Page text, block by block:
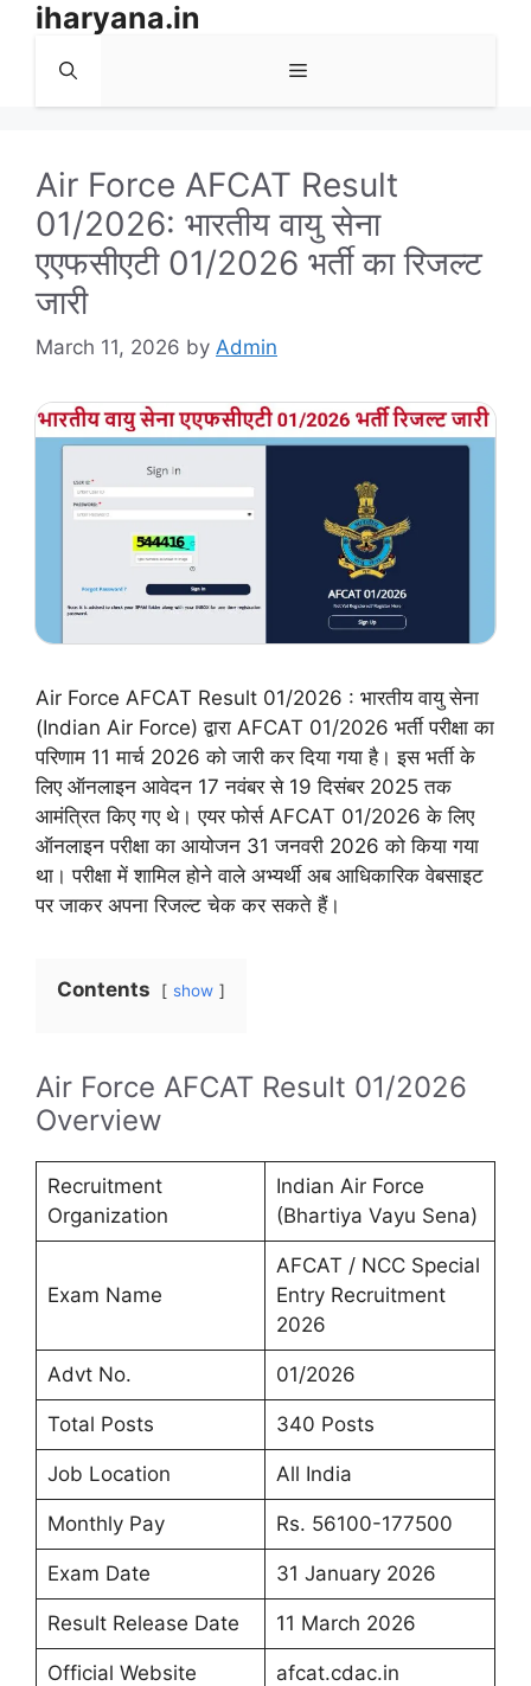
Skip
content
iharyana.in
Menu
Air Force AFCAT Result
01/2026: भारतीय वायु सेना
एएफसीएटी 01/2026 भर्ती का रिजल्ट
जारी
March 11, 2026 by Admin
Air Force AFCAT Result 01/2026 : भारतीय वायु सेना
(Indian Air Force) द्वारा AFCAT 01/2026 भर्ती परीक्षा का
परिणाम 11 मार्च 2026 को जारी कर दिया गया है। इस भर्ती के
लिए ऑनलाइन आवेदन 17 नवंबर से 19 दिसंबर 2025 तक
आमंत्रित किए गए थे। एयर फोर्स AFCAT 01/2026 के लिए
ऑनलाइन परीक्षा का आयोजन 31 जनवरी 2026 को किया गया
था। परीक्षा में शामिल होने वाले अभ्यर्थी अब आधिकारिक वेबसाइट
पर जाकर अपना रिजल्ट चेक कर सकते हैं।
Contents show
Air Force AFCAT Result 01/2026
Overview
Recruitment
Organization
Indian Air Force
(Bhartiya Vayu Sena)
Exam Name
AFCAT / NCC Special
Entry Recruitment
2026
Advt No. 01/2026
Total Posts 340 Posts
Job Location All India
Monthly Pay Rs. 56100-177500
Exam Date 31 January 2026
Result Release Date 11 March 2026
Official Website afcat.cdac.in